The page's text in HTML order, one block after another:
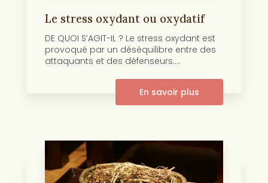
Le stress oxydant ou oxydatif
DE QUOI S’AGIT-IL ? Le stress oxydant est
provoqué par un déséquilibre entre des
attaquants et des défenseurs....
En savoir plus